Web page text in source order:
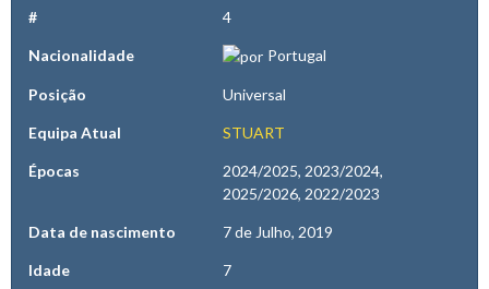
# 4
Nacionalidade Portugal
Posição Universal
Equipa Atual STUART
Épocas
2024/2025, 2023/2024,
2025/2026, 2022/2023
Data de nascimento 7 de Julho, 2019
Idade 7